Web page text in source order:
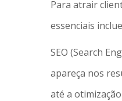
Para atrair
essenciais
SEO (Search
apareça nos
até a